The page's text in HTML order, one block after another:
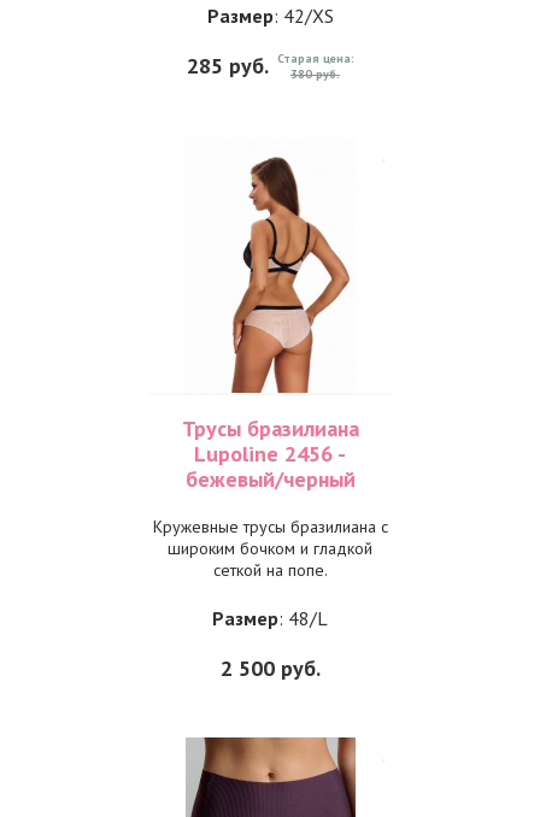
Размер: 42/XS
285 руб. Старая цена:
380 руб.
Трусы бразилиана
Lupoline 2456 -
бежевый/черный
Кружевные трусы бразилиана с
широким бочком и гладкой
сеткой на попе.
Размер: 48/L
2 500руб.